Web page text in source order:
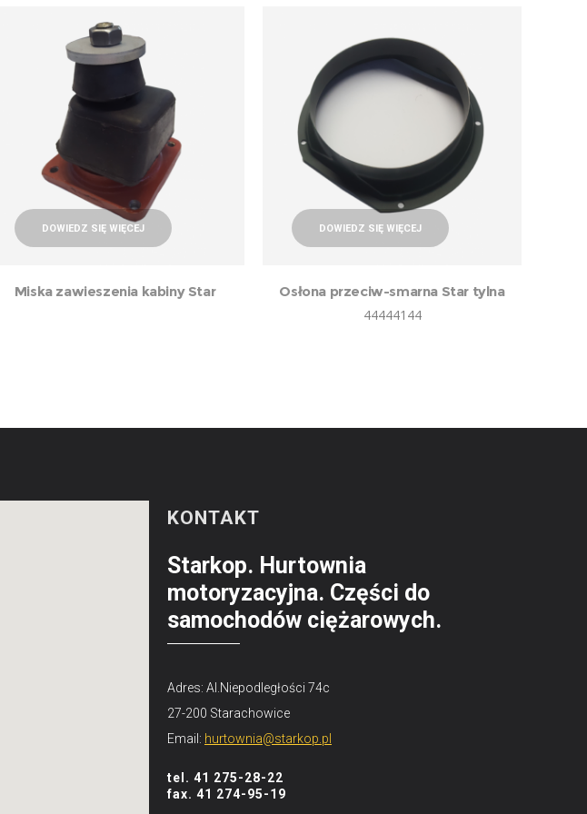
DOWIEDZ SIĘ WIĘCEJ
Miska zawieszenia kabiny Star
DOWIEDZ SIĘ WIĘCEJ
Osłona przeciw-smarna Star tylna
44444144
KONTAKT
Starkop. Hurtownia
motoryzacyjna. Części do
samochodów ciężarowych.
Adres: Al.Niepodległości 74c
27-200 Starachowice
Email: hurtownia@starkop.pl
tel. 41 275-28-22
fax. 41 274-95-19